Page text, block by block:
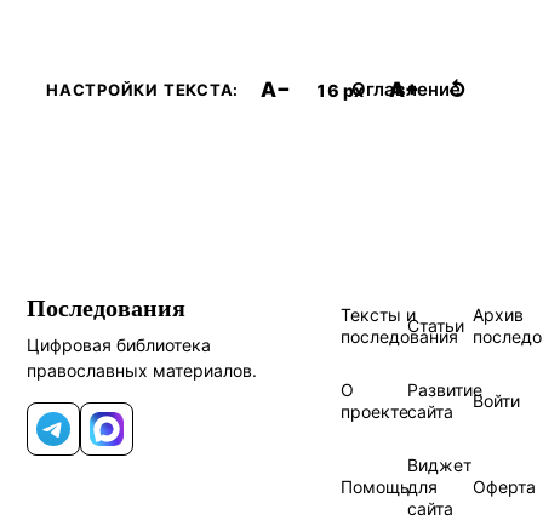
НАСТРОЙКИ ТЕКСТА: A− 16 px A+ ↺
Оглавление
Последования
Цифровая библиотека
православных материалов.
Telegram
MAX
Тексты и
последования
Статьи
Архив
О
проекте
Развитие
сайта
Войти
Помощь
Виджет
для
сайта
Оферта